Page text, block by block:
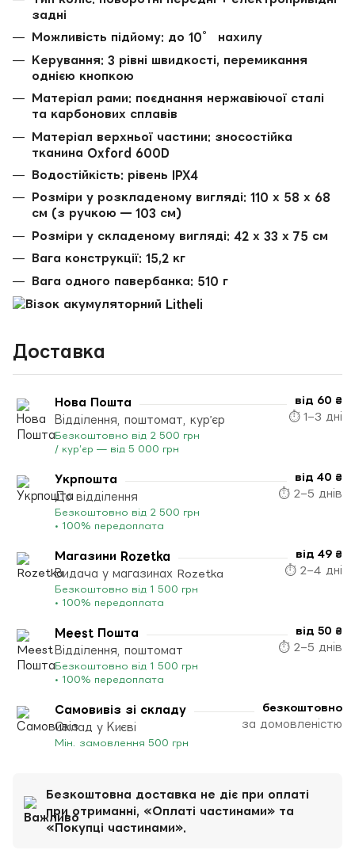
задні
Можливість підйому: до 10° нахилу
Керування: 3 рівні швидкості, перемикання
однією кнопкою
Матеріал рами: поєднання нержавіючої сталі
та карбонових сплавів
Матеріал верхньої частини: зносостійка
тканина Oxford 600D
Водостійкість: рівень IPX4
Розміри у розкладеному вигляді: 110 х 58 х 68
см (з ручкою — 103 см)
Розміри у складеному вигляді: 42 х 33 х 75 см
Вага конструкції: 15,2 кг
Вага одного павербанка: 510 г
Доставка
Нова Пошта
Відділення, поштомат, кур’єр
Безкоштовно від 2 500 грн
/ кур’єр — від 5 000 грн
від 60 ₴
⏱ 1–3 дні
Укрпошта
До відділення
Безкоштовно від 2 500 грн
• 100% передоплата
від 40 ₴
⏱ 2–5 днів
Магазини Rozetka
Видача у магазинах Rozetka
Безкоштовно від 1 500 грн
• 100% передоплата
від 49 ₴
⏱ 2–4 дні
Meest Пошта
Відділення, поштомат
Безкоштовно від 1 500 грн
• 100% передоплата
від 50 ₴
⏱ 2–5 днів
Самовивіз зі складу
Склад у Києві
Мін. замовлення 500 грн
безкоштовно
за домовленістю
Безкоштовна доставка не діє при оплаті
при отриманні, «Оплаті частинами» та
«Покупці частинами».